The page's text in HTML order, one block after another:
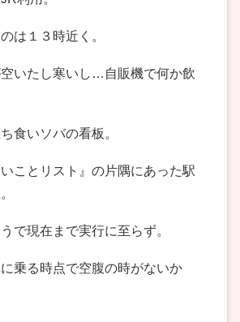
は１３時近く。
いたし寒いし…自販機で何か飲
食いソバの看板。
ことリスト』の片隅にあった駅
で現在まで実行に至らず。
乗る時点で空腹の時がないか